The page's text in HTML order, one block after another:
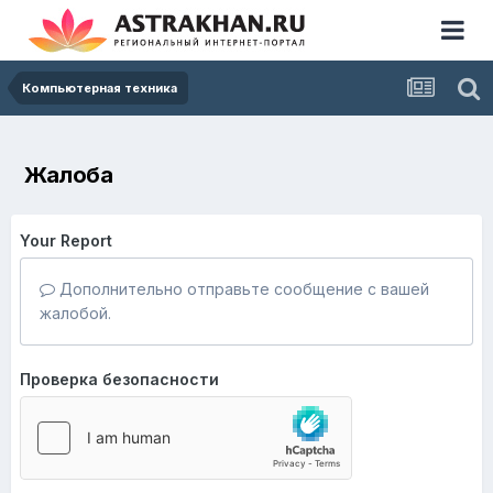
Компьютерная техника
Жалоба
Your Report
Дополнительно отправьте сообщение с вашей
жалобой.
Проверка безопасности